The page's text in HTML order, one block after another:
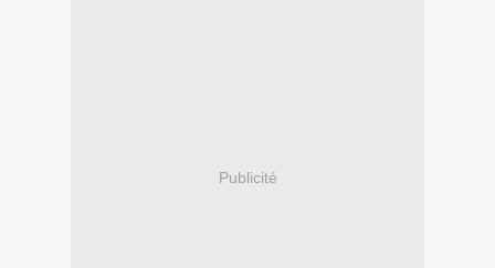
Publicité